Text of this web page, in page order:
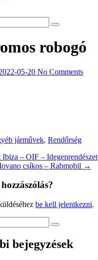
robogó
05-20 No Comments
járművek, Rendőrség
Ibiza – OIF – Idegenrendészet
csíkos – Rabmobil →
be kell jelentkezni.
bejegyzések